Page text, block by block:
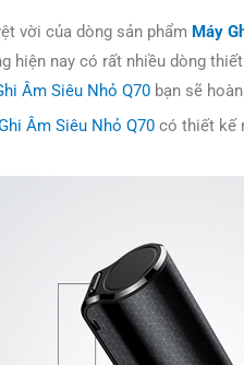
vời của dòng sản phẩm Máy
hiện nay có rất nhiều dòng
Âm Siêu Nhỏ Q70 bạn sẽ
Âm Siêu Nhỏ Q70 có thiết kế